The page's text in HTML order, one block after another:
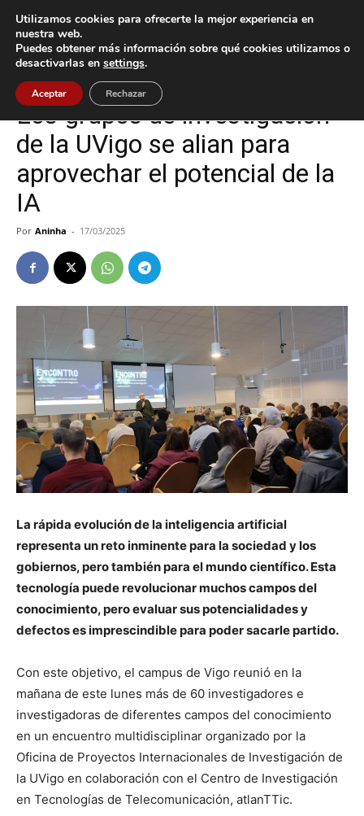
Inicio Cultura / Ocio
Cultura / Ocio Tecnología Vigo
Los grupos de investigación
de la UVigo se alian para
aprovechar el potencial de la
IA
Por Aninha - 17/03/2025
La rápida evolución de la inteligencia artificial
representa un reto inminente para la sociedad y los
gobiernos, pero también para el mundo científico. Esta
tecnología puede revolucionar muchos campos del
conocimiento, pero evaluar sus potencialidades y
defectos es imprescindible para poder sacarle partido.
Con este objetivo, el campus de Vigo reunió en la
mañana de este lunes más de 60 investigadores e
investigadoras de diferentes campos del conocimiento
en un encuentro multidisciplinar organizado por la
Oficina de Proyectos Internacionales de Investigación de
la UVigo en colaboración con el Centro de Investigación
en Tecnologías de Telecomunicación, atlanTTic.
Utilizamos cookies para ofrecerte la mejor experiencia en
nuestra web.
Puedes obtener más información sobre qué cookies utilizamos o
desactivarlas en settings.
Aceptar Rechazar